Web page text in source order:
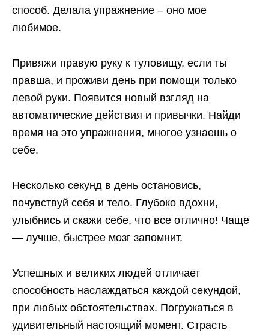
способ. Делала упражнение – оно мое
любимое.
Привяжи правую руку к туловищу, если ты
правша, и проживи день при помощи только
левой руки. Появится новый взгляд на
автоматические действия и привычки. Найди
время на это упражнения, многое узнаешь о
себе.
Несколько секунд в день остановись,
почувствуй себя и тело. Глубоко вдохни,
улыбнись и скажи себе, что все отлично! Чаще
— лучше, быстрее мозг запомнит.
Успешных и великих людей отличает
способность наслаждаться каждой секундой,
при любых обстоятельствах. Погружаться в
удивительный настоящий момент. Страсть